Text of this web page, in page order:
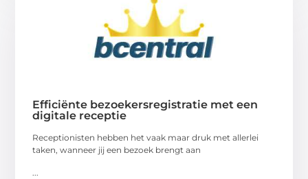
Efficiënte bezoekersregistratie met een
digitale receptie
Receptionisten hebben het vaak maar druk met allerlei
taken, wanneer jij een bezoek brengt aan